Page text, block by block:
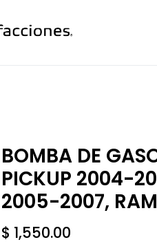
BOMBA DE
PICKUP 2004-
2005-2007,
$ 1,550.00